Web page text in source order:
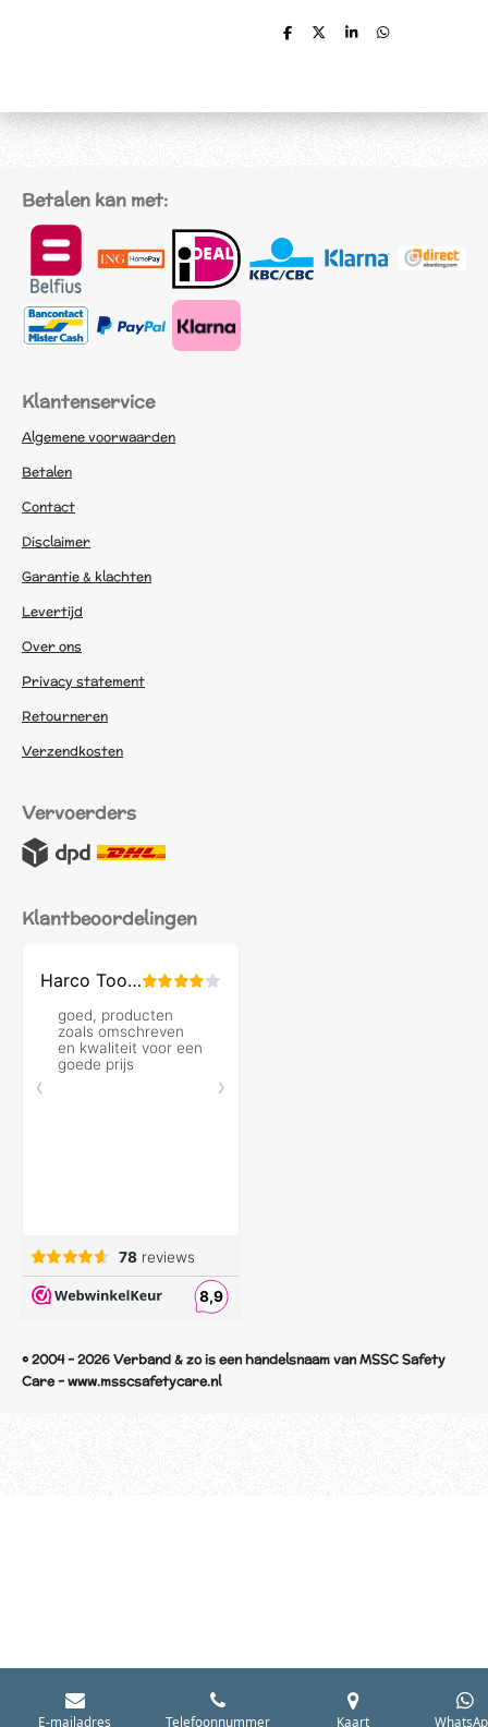
D
D
S
D
Betalen kan met:
Klantenservice
Algemene voorwaarden
Betalen
Contact
Disclaimer
Garantie & klachten
Levertijd
Over ons
Privacy statement
Retourneren
Verzendkosten
Vervoerders
Klantbeoordelingen
© 2004 - 2026 Verband & zo is een handelsnaam van MSSC Safety
Care - www.msscsafetycare.nl
E-mailadres Telefoonnummer Kaart